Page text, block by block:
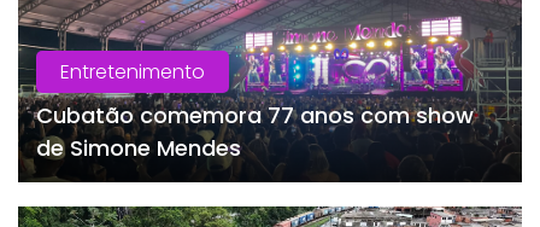
Entretenimento
Cubatão comemora 77 anos com show
de Simone Mendes